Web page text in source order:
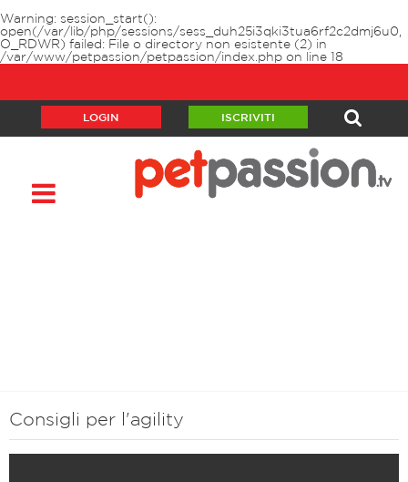
Warning: session_start():
open(/var/lib/php/sessions/sess_duh25i3qki3tua6rf2c2dmj6u0,
O_RDWR) failed: File o directory non esistente (2) in
/var/www/petpassion/petpassion/index.php on line 18
LOGIN ISCRIVITI
Consigli per l'agility